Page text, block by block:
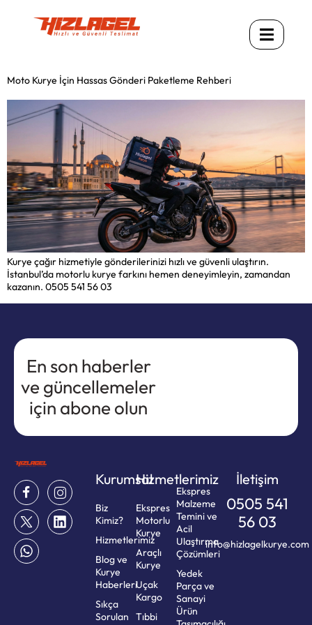
Moto Kurye İçin Hassas Gönderi Paketleme Rehberi
Kurye çağır hizmetiyle gönderilerinizi hızlı ve güvenli ulaştırın.
İstanbul’da motorlu kurye farkını hemen deneyimleyin, zamandan
kazanın. 0505 541 56 03
En son haberler
ve güncellemeler
için abone olun
Kurumsal
Biz
Kimiz?
Hizmetlerimiz
Blog ve
Kurye
Haberleri
Sıkça
Sorulan
Hizmetlerimiz
Ekspres
Motorlu
Kurye
Araçlı
Kurye
Uçak
Kargo
Tıbbi
Ekspres
Malzeme
Temini ve
Acil
Ulaştırma
Çözümleri
Yedek
Parça ve
Sanayi
Ürün
İletişim
0505 541
56 03
info@hizlagelkurye.com